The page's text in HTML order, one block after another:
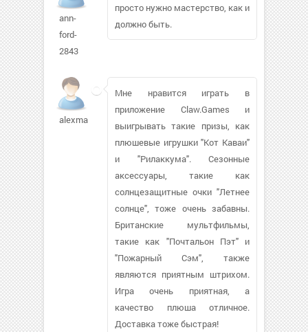
ann-
ford-
2843
просто нужно мастерство, как и
должно быть.
alexmaily
Мне нравится играть в
приложение Claw.Games и
выигрывать такие призы, как
плюшевые игрушки "Кот Каваи"
и "Рилаккума". Сезонные
аксессуары, такие как
солнцезащитные очки "Летнее
солнце", тоже очень забавны.
Британские мультфильмы,
такие как "Почтальон Пэт" и
"Пожарный Сэм", также
являются приятным штрихом.
Игра очень приятная, а
качество плюша отличное.
Доставка тоже быстрая!